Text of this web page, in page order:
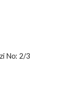
No: 2/3